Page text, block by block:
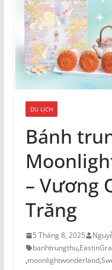
DU LỊCH
Bánh
– Vương
Trăng
5 Tháng 8, 2025
banhtrungthu,
,moonlightwonderland,